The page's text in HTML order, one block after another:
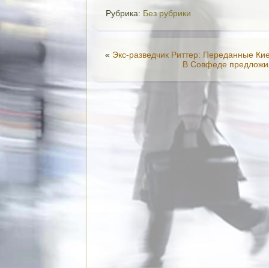
Рубрика: Без рубрики
« Экс-разведчик Риттер: Переданные
В Совфеде